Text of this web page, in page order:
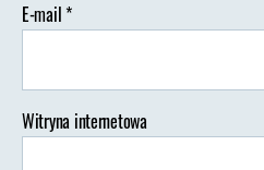
E-mail*
Witryna internetowa